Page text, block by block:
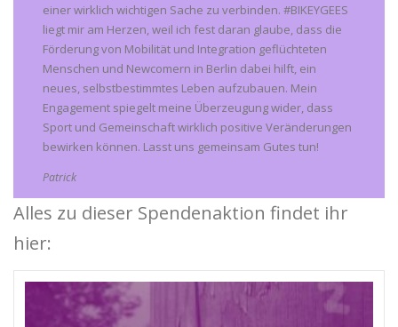
einer wirklich wichtigen Sache zu verbinden. #BIKEYGEES
liegt mir am Herzen, weil ich fest daran glaube, dass die
Förderung von Mobilität und Integration geflüchteten
Menschen und Newcomern in Berlin dabei hilft, ein
neues, selbstbestimmtes Leben aufzubauen. Mein
Engagement spiegelt meine Überzeugung wider, dass
Sport und Gemeinschaft wirklich positive Veränderungen
bewirken können. Lasst uns gemeinsam Gutes tun!
Patrick
Alles zu dieser Spendenaktion findet ihr
hier: